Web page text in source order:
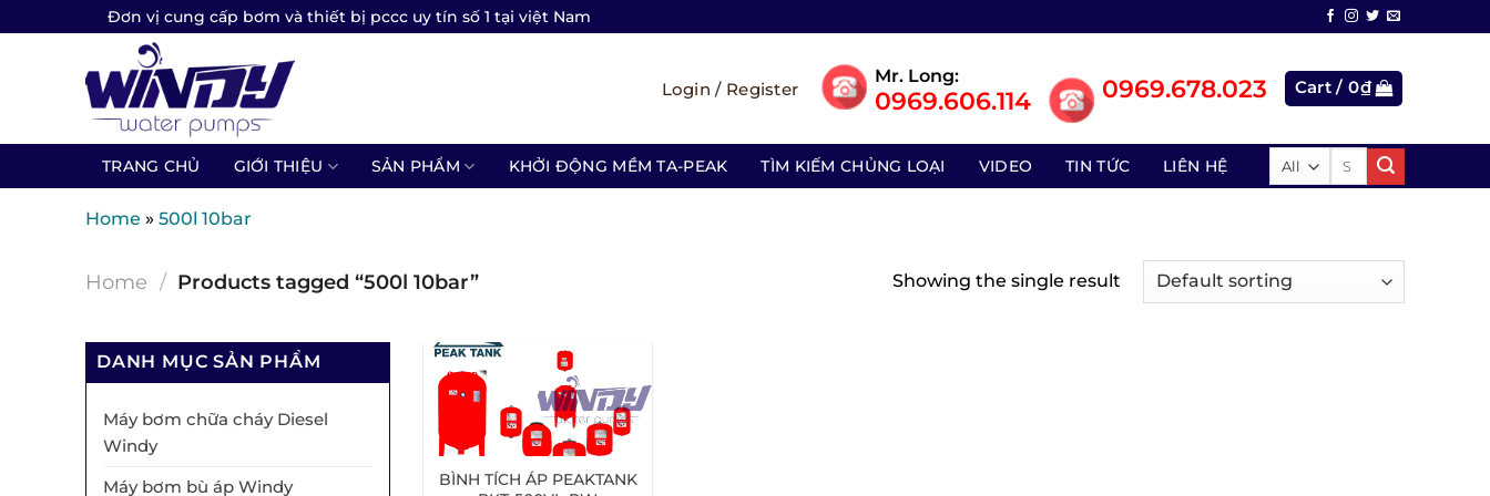
to
Đơn vị cung cấp bơm và thiết bị pccc uy tín số 1 tại việt Nam
Login / Register
Mr. Long:
0969.606.114 0969.678.023 Cart /0₫
TRANG CHỦ GIỚI THIỆU SẢN PHẨM KHỞI ĐỘNG MỀM TA-PEAK TÌM KIẾM CHỦNG LOẠI VIDEO TIN TỨC LIÊN HỆ
Home » 500l 10bar
Home / Products tagged “500l 10bar” Showing the single result
DANH MỤC SẢN PHẨM
Máy bơm chữa cháy Diesel
Windy
Máy bơm bù áp Windy
BÌNH TÍCH ÁP PEAKTANK